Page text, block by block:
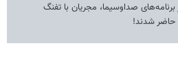
صداوسیما، مجریان با تفنگ
حاضر شدند!